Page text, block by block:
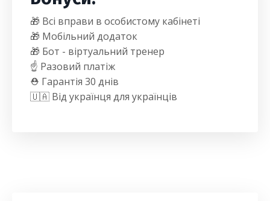
🎁 Всі вправи в особистому кабінеті
🎁 Мобільний додаток
🎁 Бот - віртуальний тренер
☝️ Разовий платіж
⛑️ Гарантія 30 днів
🇺🇦 Від українця для українців